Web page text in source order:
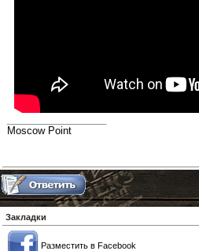
Moscow Point
Закладки
Разместить в Facebook